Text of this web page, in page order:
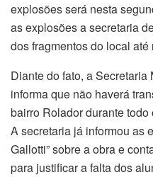
explosões será nesta
as explosões a secretaria
dos fragmentos do local até
Diante do fato, a
informa que não haverá
bairro Rolador durante
A secretaria já informou as
Gallotti” sobre a obra e
para justificar a falta dos